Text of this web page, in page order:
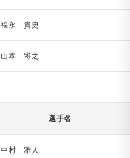
福永 貴史
山本 将之
選手名
中村 雅人